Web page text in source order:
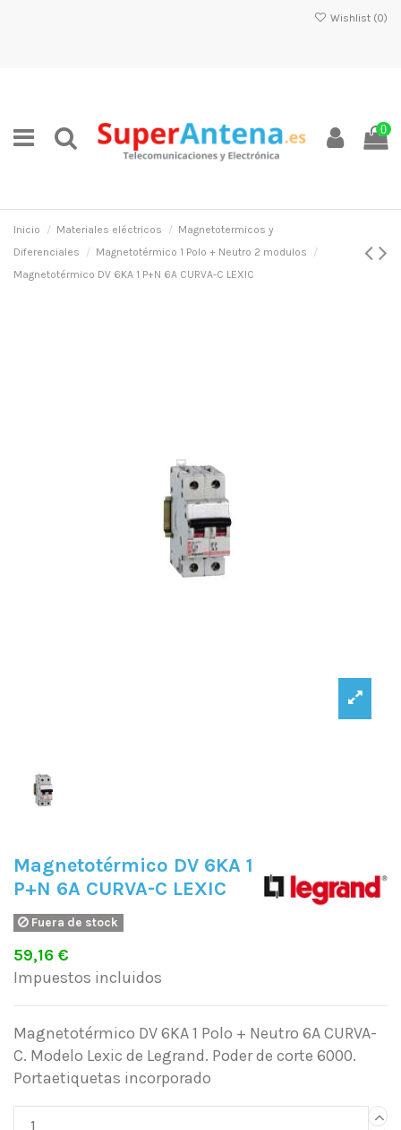
Wishlist (0)
0
Inicio Materiales eléctricos
Magnetotermicos y
Diferenciales
Magnetotérmico 1 Polo + Neutro 2 modulos
Magnetotérmico DV 6KA 1 P+N 6A CURVA-C LEXIC
Magnetotérmico DV 6KA 1
P+N 6A CURVA-C LEXIC
Fuera de stock
59,16 €
Impuestos incluidos
Magnetotérmico DV 6KA 1 Polo + Neutro 6A CURVA-
C. Modelo Lexic de Legrand. Poder de corte 6000.
Portaetiquetas incorporado